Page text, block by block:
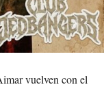
vuelven con el